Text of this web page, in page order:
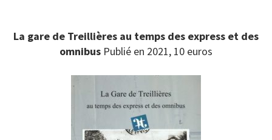
La gare de Treillières au temps des express et des
omnibus Publié en 2021, 10 euros